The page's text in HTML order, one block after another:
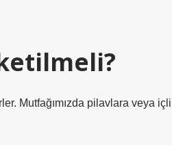
Mutfağımızda pilavlara veya içli